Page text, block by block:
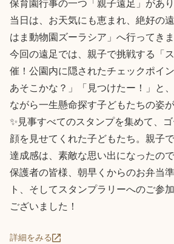
保育園行事の一つ「親子遠足」があり
当日は、お天気にも恵まれ、絶好の
はま動物園ズーラシア」へ行ってき
今回の遠足では、親子で挑戦する「
催！公園内に隠されたチェックポイ
あそこかな？」「見つけたー！」と
ながら一生懸命探す子どもたちの姿
✨見事すべてのスタンプを集めて、
顔を見せてくれた子どもたち。親子
達成感は、素敵な思い出になったの
保護者の皆様、朝早くからのお弁当
ト、そしてスタンプラリーへのご参
ございました！
詳細をみる